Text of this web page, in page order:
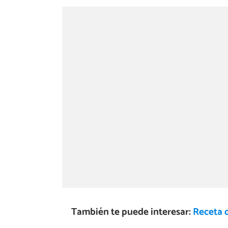
También te puede interesar:Receta